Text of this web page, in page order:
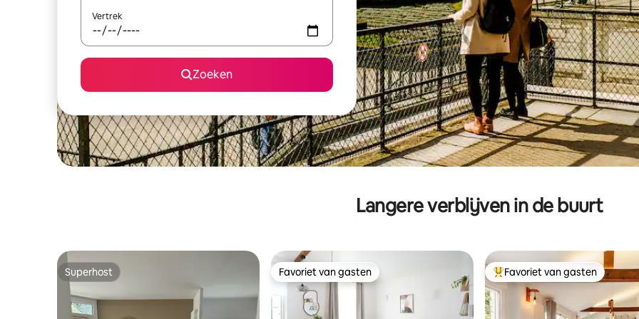
Vertrek
Zoeken
Langere verblijven in de buurt
Superhost
Superhost Favoriet van gasten
Favoriet van gasten Topfavoriet van gasten
Favoriet van gasten